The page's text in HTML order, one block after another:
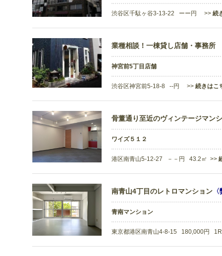
渋谷区千駄ヶ谷3-13-22 ーー円 >> 続
業種相談！一棟貸し店舗・事務所
神宮前5丁目店舗
渋谷区神宮前5-18-8 --円 >> 続きはこ
骨董通り至近のヴィンテージマン
ワイズ５１２
港区南青山5-12-27 －－円 43.2㎡ >>
南青山4丁目のレトロマンション
青南マンション
東京都港区南青山4-8-15 180,000円